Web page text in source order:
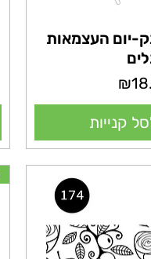
יום העצמאות
קנייות